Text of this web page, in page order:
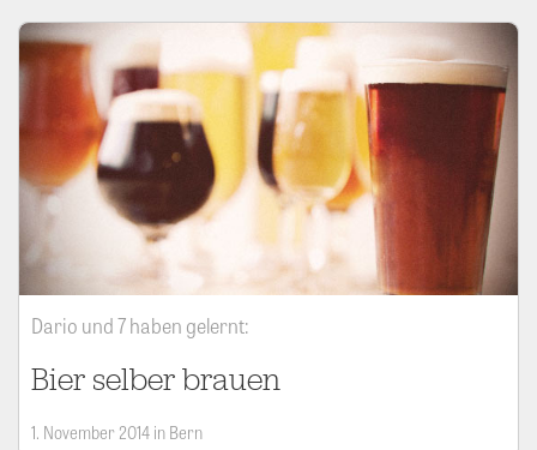
Dario und 7 haben gelernt:
Bier selber brauen
1. November 2014 in Bern